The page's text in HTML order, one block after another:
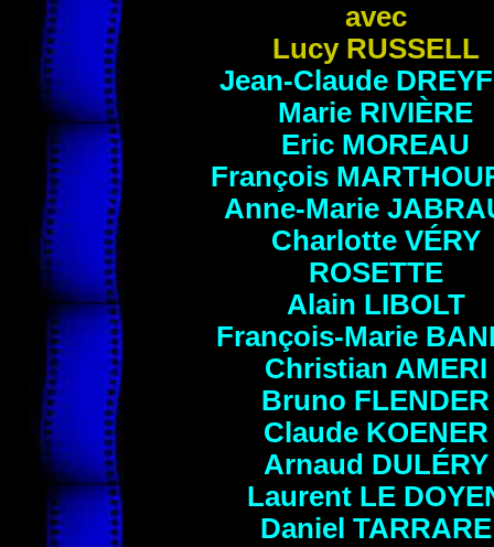
avec
Lucy RUSSELL
Jean-Claude
Marie RIVIÈRE
Eric MOREAU
François
Anne-Marie
Charlotte VÉRY
ROSETTE
Alain LIBOLT
François-Marie
Christian AMERI
Bruno FLENDER
Claude KOENER
Arnaud DULÉRY
Laurent LE
Daniel TARRARE